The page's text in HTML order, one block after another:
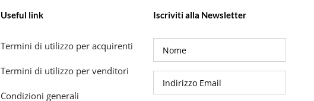
Useful link
Termini di utilizzo per acquirenti
Termini di utilizzo per venditori
Condizioni generali
Iscriviti alla Newsletter